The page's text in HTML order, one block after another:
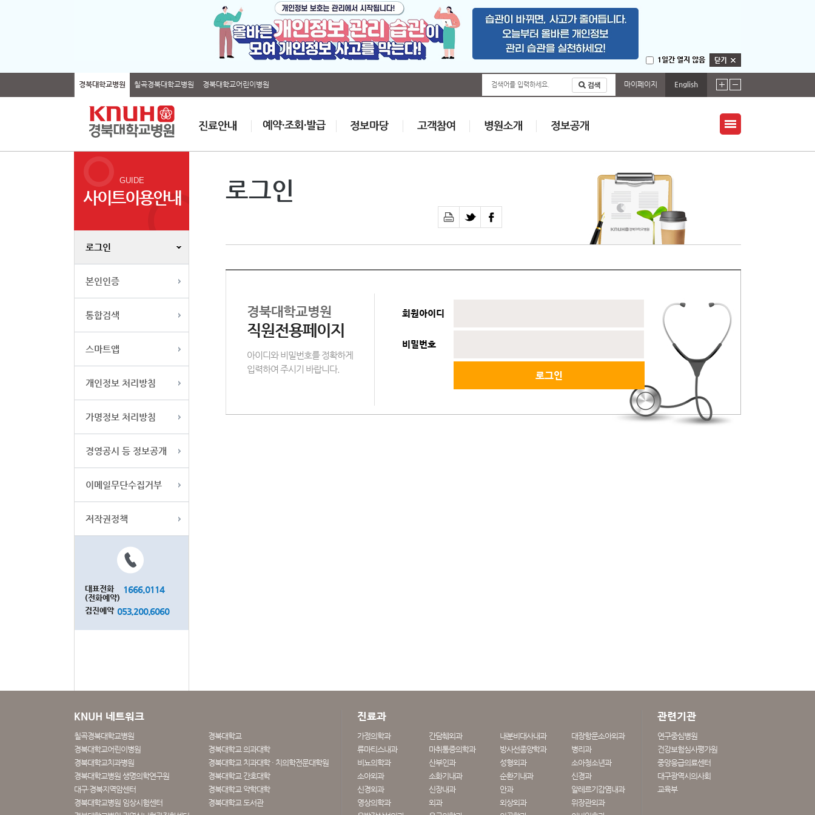
1일간 열지 않음
경북대학교병원 칠곡경북대학교병원 경북대학교어린이병원 검색어를 입력하세요. 마이페이지 English
GUIDE
사이트이용안내
로그인
본인인증
통합검색
스마트앱
개인정보 처리방침
가명정보 처리방침
경영공시 등 정보공개
이메일무단수집거부
저작권정책
대표전화
(전화예약)
1666.0114
검진예약 053.200.6060
로그인
경북대학교병원
직원전용페이지
아이디와 비밀번호를 정확하게
입력하여 주시기 바랍니다.
회원아이디
비밀번호
KNUH 네트워크
칠곡경북대학교병원
경북대학교
경북대학교어린이병원
경북대학교 의과대학
경북대학교치과병원
경북대학교 치과대학 · 치의학전문대학원
경북대학교병원 생명의학연구원
경북대학교 간호대학
대구·경북지역암센터
경북대학교 약학대학
경북대학교병원 임상시험센터
경북대학교 도서관
진료과
가정의학과 간담췌외과 내분비대사내과
대장항문소아외과
류마티스내과
마취통증의학과 방사선종양학과
병리과
비뇨의학과
산부인과 성형외과
소아청소년과
소아외과
소화기내과 순환기내과
신경과
신경외과
신장내과 안과
알레르기감염내과
영상의학과
외과 외상외과
위장관외과
관련기관
연구중심병원
건강보험심사평가원
중앙응급의료센터
대구광역시의사회
교육부